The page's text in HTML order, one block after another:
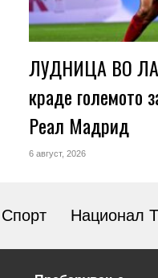
ЛУДНИЦА ВО ЛА
краде големото
Реал Мадрид
6 август, 2026
Спорт Национал